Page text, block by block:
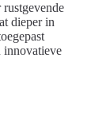
rustgevende
dieper in
innovatieve